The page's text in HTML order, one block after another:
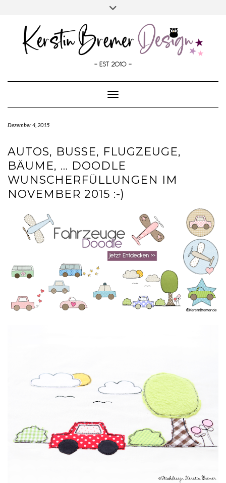
Toggle
Toggle Navigation
Dezember 4, 2015
AUTOS, BUSSE, FLUGZEUGE,
BÄUME, … DOODLE
WUNSCHERFÜLLUNGEN IM
NOVEMBER 2015 :-)